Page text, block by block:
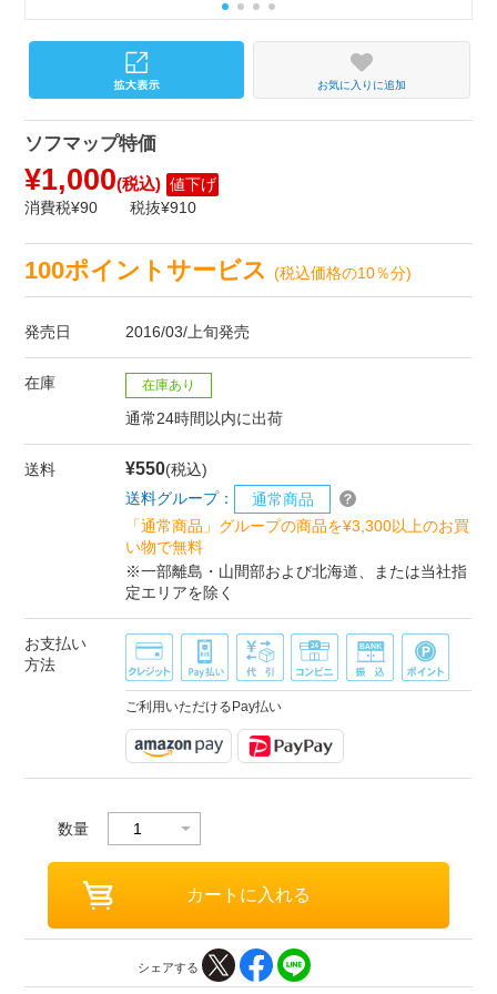
お気に入りに追加
ソフマップ特価
¥1,000(税込) 値下げ
消費税¥90
税抜¥910
100ポイントサービス(税込価格の10％分)
発売日 2016/03/上旬発売
在庫 在庫あり
通常24時間以内に出荷
送料 ¥550(税込)
送料グループ：
通常商品
「通常商品」グループの商品を¥3,300以上のお買
い物で無料
※一部離島・山間部および北海道、または当社指
定エリアを除く
お支払い
方法
ご利用いただけるPay払い
数量
シェアする